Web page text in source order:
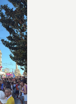
g
r
é
O